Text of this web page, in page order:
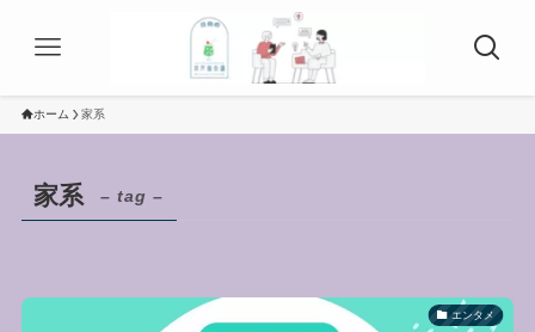
ホーム 家系
家系 – tag –
エンタメ